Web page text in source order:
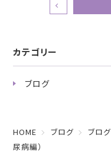
カテゴリー
ブログ
HOME ブログ ブログ
尿病編）